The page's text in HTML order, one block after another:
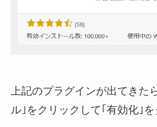
上記のプラグインが出てきた
ル｣をクリックして｢有効化｣を